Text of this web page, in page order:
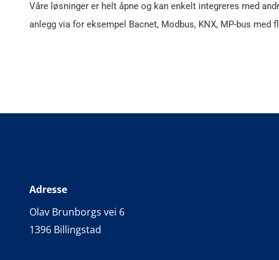
Våre løsninger er helt åpne og kan enkelt integreres med
anlegg via for eksempel Bacnet, Modbus, KNX, MP-bus med
Adresse
Olav Brunborgs vei 6
1396 Billingstad